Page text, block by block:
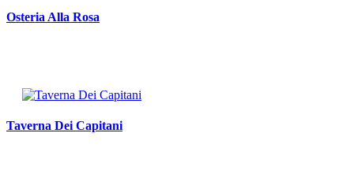
Osteria Alla Rosa
Taverna Dei Capitani